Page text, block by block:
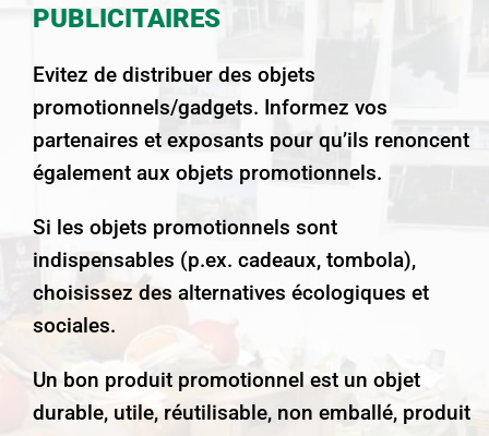
PUBLICITAIRES
Evitez de distribuer des objets
promotionnels/gadgets. Informez vos
partenaires et exposants pour qu’ils renoncent
également aux objets promotionnels.
Si les objets promotionnels sont
indispensables (p.ex. cadeaux, tombola),
choisissez des alternatives écologiques et
sociales.
Un bon produit promotionnel est un objet
durable, utile, réutilisable, non emballé, produit